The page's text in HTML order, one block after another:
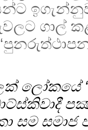
ගාල්
ලෝකයේ
සම සමාජ